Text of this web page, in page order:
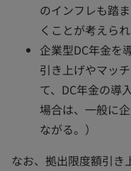
のインフレも踏
くことが考えられ
企業型DC年金を
引き上げやマッ
て、DC年金の導
場合は、一般に
ながる。）
なお、拠出限度額引き